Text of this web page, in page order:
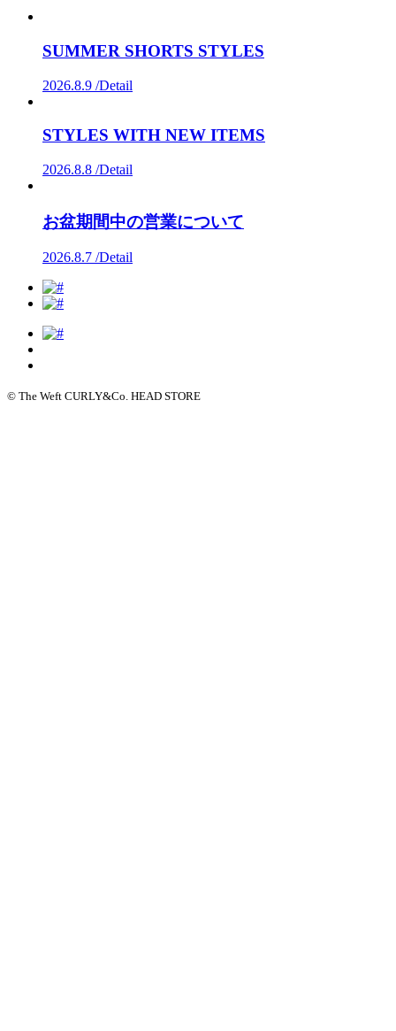
SUMMER SHORTS STYLES
2026.8.9 /Detail
STYLES WITH NEW ITEMS
2026.8.8 /Detail
お盆期間中の営業について
2026.8.7 /Detail
© The Weft CURLY&Co. HEAD STORE